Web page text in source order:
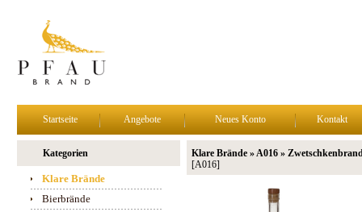
Startseite Angebote Neues Konto Kontakt
Kategorien
Klare Brände
Bierbrände
Klare Brände » A016 »
[A016]